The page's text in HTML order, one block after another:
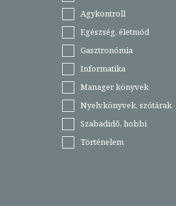
Agykontroll
Egészség, életmód
Gasztronómia
Informatika
Manager könyvek
Nyelvkönyvek, szótárak
Szabadidő, hobbi
Történelem